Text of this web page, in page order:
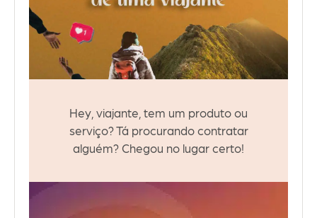
Hey, viajante, tem um produto ou
serviço? Tá procurando contratar
alguém? Chegou no lugar certo!